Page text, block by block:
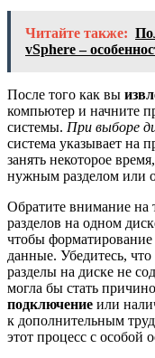
Читайте также:
vSphere –
После того как вы
компьютер и начните
системы. При выборе
система указывает на
занять некоторое
нужным разделом или
Обратите внимание на
разделов на одном
чтобы
данные. Убедитесь,
разделы на диске не
могла бы стать
подключение или
к дополнительным
этот процесс с особой